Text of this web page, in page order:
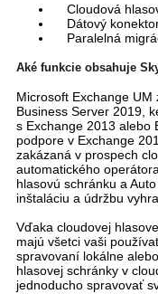
Cloudová
Dátový
Paralelná
Aké funkcie obsahuje
Microsoft Exchange
Business Server 2019,
s Exchange 2013 alebo
podpore v Exchange
zakázaná v prospech
automatického
hlasovú schránku a
inštaláciu a údržbu
Vďaka cloudovej
majú všetci vaši
spravovaní lokálne
hlasovej schránky v
jednoducho spravovať